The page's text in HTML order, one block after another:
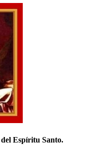
Espíritu Santo.